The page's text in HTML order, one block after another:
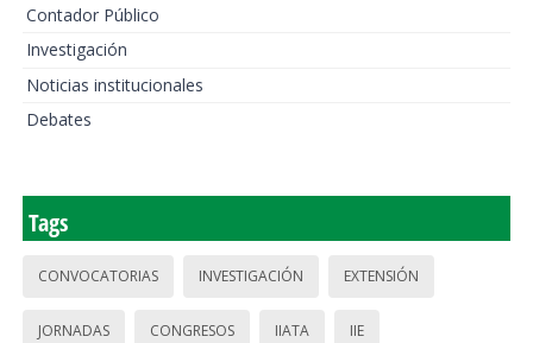
Contador Público
Investigación
Noticias institucionales
Debates
Tags
CONVOCATORIAS INVESTIGACIÓN EXTENSIÓN
JORNADAS CONGRESOS IIATA IIE